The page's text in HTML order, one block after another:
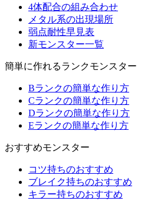
4体配合の組み合わせ
メタル系の出現場所
弱点耐性早見表
新モンスター一覧
簡単に作れるランクモンスター
Bランクの簡単な作り方
Cランクの簡単な作り方
Dランクの簡単な作り方
Eランクの簡単な作り方
おすすめモンスター
コツ持ちのおすすめ
ブレイク持ちのおすすめ
キラー持ちのおすすめ